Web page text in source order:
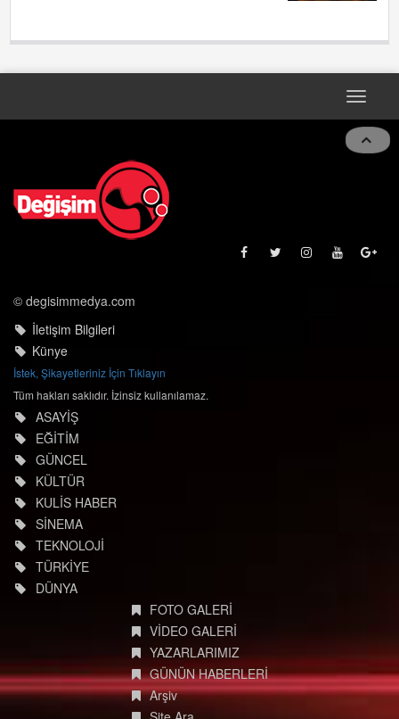
Toggle
© degisimmedya.com
İletişim Bilgileri
Künye
İstek, Şikayetleriniz İçin Tıklayın
Tüm hakları saklıdır. İzinsiz kullanılamaz.
ASAYİŞ
EĞİTİM
GÜNCEL
KÜLTÜR
KULİS HABER
SİNEMA
TEKNOLOJİ
TÜRKİYE
DÜNYA
FOTO GALERİ
VİDEO GALERİ
YAZARLARIMIZ
GÜNÜN HABERLERİ
Arşiv